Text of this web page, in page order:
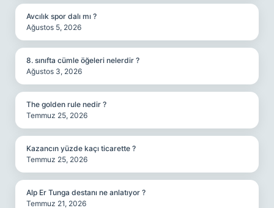
Avcılık spor dalı mı ?
Ağustos 5, 2026
8. sınıfta cümle öğeleri nelerdir ?
Ağustos 3, 2026
The golden rule nedir ?
Temmuz 25, 2026
Kazancın yüzde kaçı ticarette ?
Temmuz 25, 2026
Alp Er Tunga destanı ne anlatıyor ?
Temmuz 21, 2026